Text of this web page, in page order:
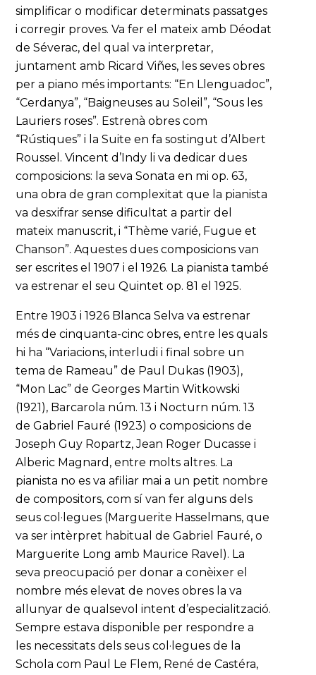
simplificar o modificar determinats passatges
i corregir proves. Va fer el mateix amb Déodat
de Séverac, del qual va interpretar,
juntament amb Ricard Viñes, les seves obres
per a piano més importants: “En Llenguadoc”,
“Cerdanya”, “Baigneuses au Soleil”, “Sous les
Lauriers roses”. Estrenà obres com
“Rústiques” i la Suite en fa sostingut d’Albert
Roussel. Vincent d’Indy li va dedicar dues
composicions: la seva Sonata en mi op. 63,
una obra de gran complexitat que la pianista
va desxifrar sense dificultat a partir del
mateix manuscrit, i “Thème varié, Fugue et
Chanson”. Aquestes dues composicions van
ser escrites el 1907 i el 1926. La pianista també
va estrenar el seu Quintet op. 81 el 1925.
Entre 1903 i 1926 Blanca Selva va estrenar
més de cinquanta-cinc obres, entre les quals
hi ha “Variacions, interludi i final sobre un
tema de Rameau” de Paul Dukas (1903),
“Mon Lac” de Georges Martin Witkowski
(1921), Barcarola núm. 13 i Nocturn núm. 13
de Gabriel Fauré (1923) o composicions de
Joseph Guy Ropartz, Jean Roger Ducasse i
Alberic Magnard, entre molts altres. La
pianista no es va afiliar mai a un petit nombre
de compositors, com sí van fer alguns dels
seus col·legues (Marguerite Hasselmans, que
va ser intèrpret habitual de Gabriel Fauré, o
Marguerite Long amb Maurice Ravel). La
seva preocupació per donar a conèixer el
nombre més elevat de noves obres la va
allunyar de qualsevol intent d’especialització.
Sempre estava disponible per respondre a
les necessitats dels seus col·legues de la
Schola com Paul Le Flem, René de Castéra,